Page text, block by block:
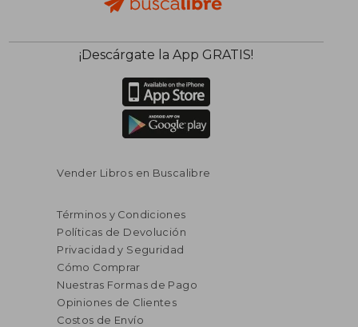
$ 49.16
$ 27.04
45%
dcto.
¡Descárgate la App GRATIS!
Vender Libros en Buscalibre
Términos y Condiciones
Políticas de Devolución
Privacidad y Seguridad
Cómo Comprar
Nuestras Formas de Pago
Opiniones de Clientes
Costos de Envío